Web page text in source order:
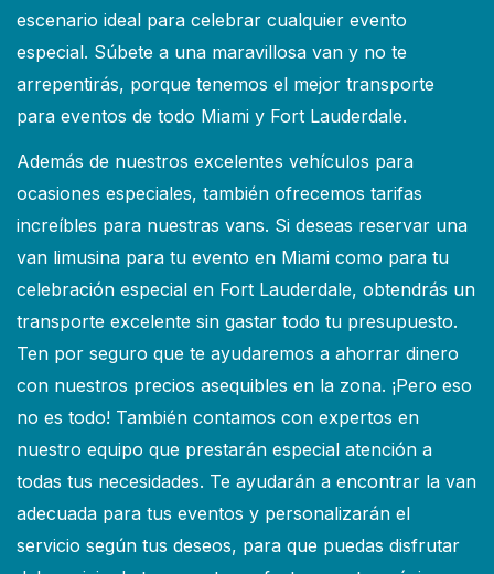
escenario ideal para celebrar cualquier evento
especial. Súbete a una maravillosa van y no te
arrepentirás, porque tenemos el mejor transporte
para eventos de todo Miami y Fort Lauderdale.
Además de nuestros excelentes vehículos para
ocasiones especiales, también ofrecemos tarifas
increíbles para nuestras vans. Si deseas reservar una
van limusina para tu evento en Miami como para tu
celebración especial en Fort Lauderdale, obtendrás un
transporte excelente sin gastar todo tu presupuesto.
Ten por seguro que te ayudaremos a ahorrar dinero
con nuestros precios asequibles en la zona. ¡Pero eso
no es todo! También contamos con expertos en
nuestro equipo que prestarán especial atención a
todas tus necesidades. Te ayudarán a encontrar la van
adecuada para tus eventos y personalizarán el
servicio según tus deseos, para que puedas disfrutar